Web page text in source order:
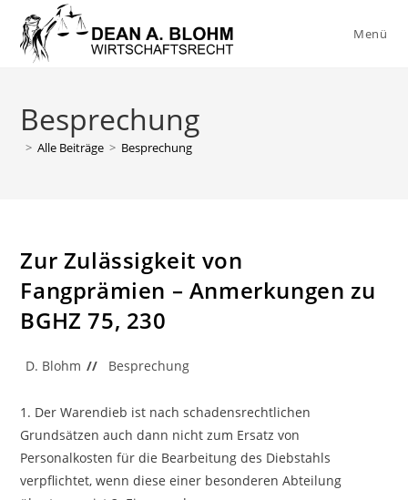
Inhalt
springen
Menü
Besprechung
> Alle Beiträge > Besprechung
Zur Zulässigkeit von
Fangprämien – Anmerkungen zu
BGHZ 75, 230
Beitrags-
D. Blohm
Beitrags-
Besprechung
1. Der Warendieb ist nach schadensrechtlichen
Grundsätzen auch dann nicht zum Ersatz von
Personalkosten für die Bearbeitung des Diebstahls
verpflichtet, wenn diese einer besonderen Abteilung